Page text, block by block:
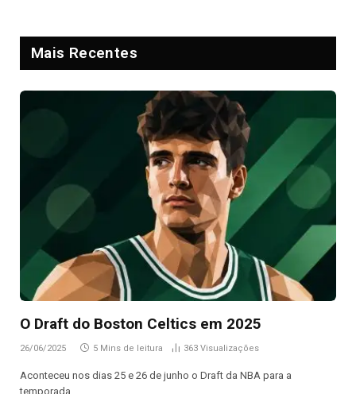
Mais Recentes
O Draft do Boston Celtics em 2025
26/06/2025 5 Mins de leitura 363 Visualizações
Aconteceu nos dias 25 e 26 de junho o Draft da NBA para a
temporada…